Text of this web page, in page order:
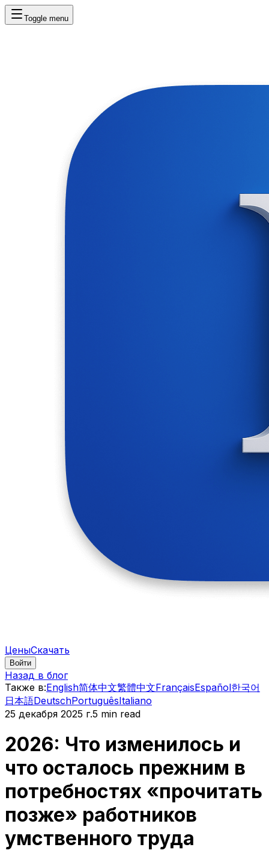
Toggle menu
ЦеныСкачать
Войти
Назад в блог
Также в:English简体中文繁體中文FrançaisEspañol한국어
日本語DeutschPortuguêsItaliano
25 декабря 2025 г.5 min read
2026: Что изменилось и
что осталось прежним в
потребностях «прочитать
позже» работников
умственного труда